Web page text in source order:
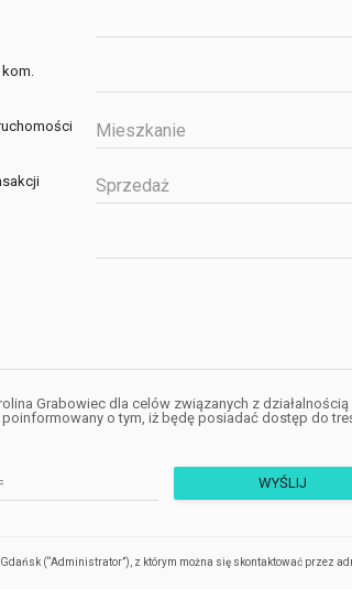
Mieszkanie
Sprzedaż
Grabowiec dla celów związanych z działalnością
o tym, iż będę posiadać dostęp do
(“Administrator”), z którym można się skontaktować przez